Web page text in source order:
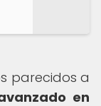
parecidos a
en